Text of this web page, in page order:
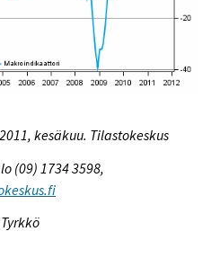
kesäkuu. Tilastokeskus
(09) 1734 3598,